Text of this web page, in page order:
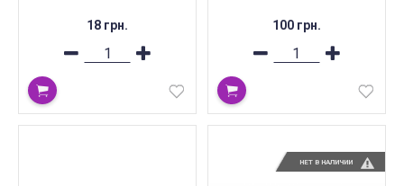
18 грн. 100 грн.
НЕТ В НАЛИЧИИ